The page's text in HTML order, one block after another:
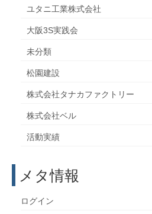
ユタニ工業株式会社
大阪3S実践会
未分類
松園建設
株式会社タナカファクトリー
株式会社ベル
活動実績
メタ情報
ログイン